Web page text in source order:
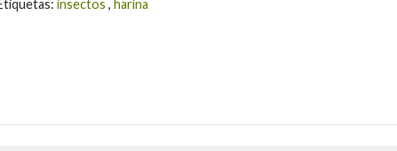
insectos , harina